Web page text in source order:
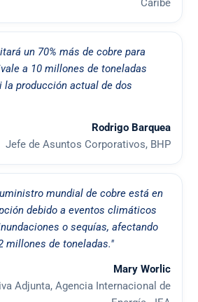
Caribe
un 70% más de cobre para
a 10 millones de toneladas
producción actual de dos
Rodrigo Barquea
Jefe de Asuntos Corporativos, BHP
mundial de cobre está en
debido a eventos climáticos
o sequías, afectando
millones de toneladas."
Mary Worlic
Adjunta, Agencia Internacional de